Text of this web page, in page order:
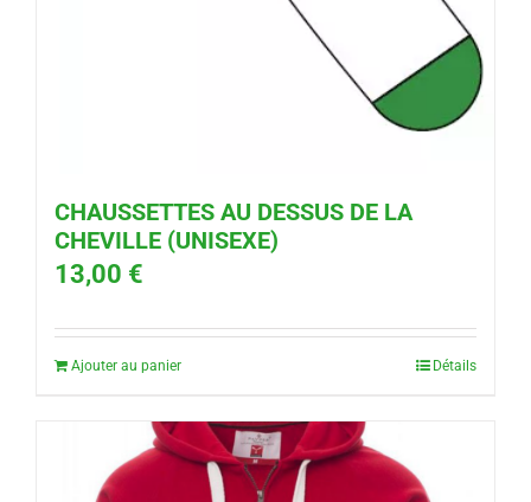
CHAUSSETTES AU DESSUS DE LA
CHEVILLE (UNISEXE)
13,00 €
Ajouter au panier Détails